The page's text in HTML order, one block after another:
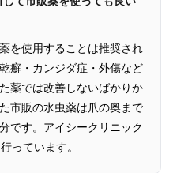
を使用することは推奨され
癬・カンジダ症・外傷など
薬では改善しないばかりか
市販の水虫薬は爪の奥まで
です。アイシークリニック
っています。